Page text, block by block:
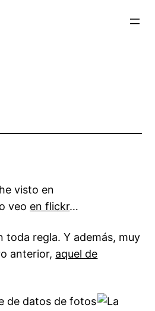
visto en
veo en flickr…
toda regla. Y además, muy
anterior, aquel de
de datos de fotos